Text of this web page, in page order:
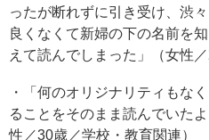
ったが断れずに引き受け、渋
良くなくて新婦の下の名前を
えて読んでしまった」（女性
・「何のオリジナリティもな
ることをそのまま読んでいた
性／30歳／学校・教育関連）